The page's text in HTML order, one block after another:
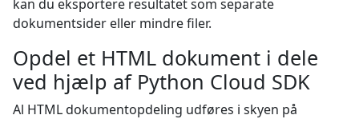
kan du eksportere resultatet som separate
dokumentsider eller mindre filer.
Opdel et HTML dokument i dele
ved hjælp af Python Cloud SDK
Al HTML dokumentopdeling udføres i skyen på